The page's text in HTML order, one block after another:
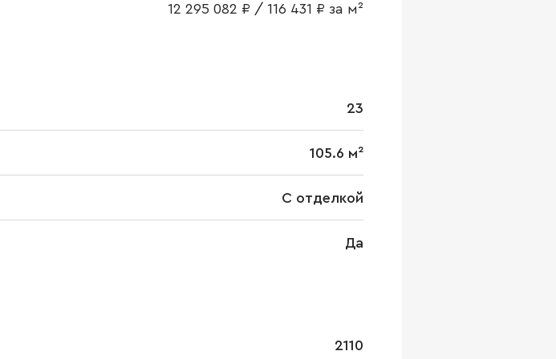
12 295 082 ₽ / 116 431 ₽ за м²
23
105.6 м²
С отделкой
Да
2110